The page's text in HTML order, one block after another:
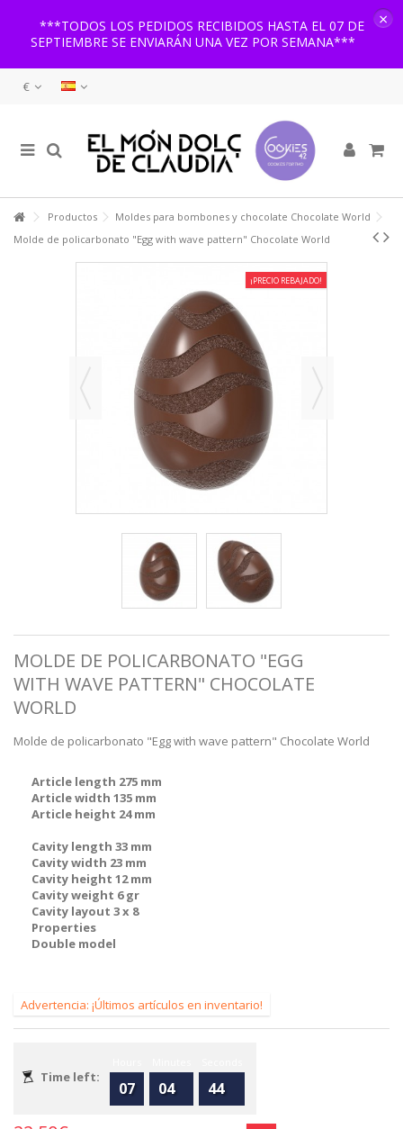
***TODOS LOS PEDIDOS RECIBIDOS HASTA EL 07 DE
SEPTIEMBRE SE ENVIARÁN UNA VEZ POR SEMANA***
×
€
Productos
Moldes para bombones y chocolate Chocolate World
Molde de policarbonato "Egg with wave pattern" Chocolate World
¡PRECIO REBAJADO!
MOLDE DE POLICARBONATO "EGG
WITH WAVE PATTERN" CHOCOLATE
WORLD
Molde de policarbonato "Egg with wave pattern" Chocolate World
Article length 275 mm
Article width 135 mm
Article height 24 mm
Cavity length 33 mm
Cavity width 23 mm
Cavity height 12 mm
Cavity weight 6 gr
Cavity layout 3 x 8
Properties
Double model
Advertencia: ¡Últimos artículos en inventario!
Time left:
07 04 44